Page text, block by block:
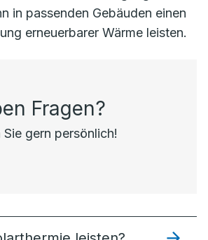
in passenden Gebäuden einen
erneuerbarer Wärme leisten.
Fragen?
gern persönlich!